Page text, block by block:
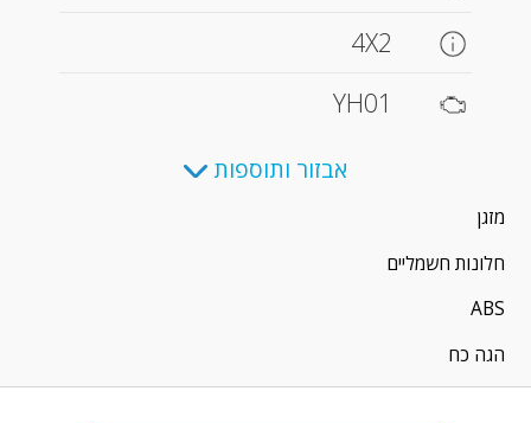
4X2
YH01
אבזור ותוספות
מזגן
חלונות חשמליים
ABS
הגה כח